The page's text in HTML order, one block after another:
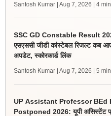
Santosh Kumar | Aug 7, 2026 | 4
SSC GD Constable Result
एसएससी जीडी कांस्टेबल रिजल्ट कब
अपडेट, स्कोरकार्ड लिंक
Santosh Kumar | Aug 7, 2026 | 5
UP Assistant Professor BEd
Postponed 2026: यूपी असिस्टेंट